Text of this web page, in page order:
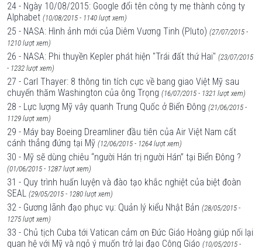
24 - Ngày 10/08/2015: Google đổi tên công ty mẹ thành công ty
Alphabet (10/08/2015 - 1140 lượt xem)
25 - NASA: Hình ảnh mới của Diêm Vương Tinh (Pluto) (27/07/2015 -
1210 lượt xem)
26 - NASA: Phi thuyền Kepler phát hiện "Trái đất thứ Hai" (23/07/2015
- 1232 lượt xem)
27 - Carl Thayer: 8 thông tin tích cực về bang giao Việt Mỹ sau
chuyến thăm Washington của ông Trọng (16/07/2015 - 1321 lượt xem)
28 - Lực lượng Mỹ vây quanh Trung Quốc ở Biển Đông (21/06/2015 -
1129 lượt xem)
29 - Máy bay Boeing Dreamliner đầu tiên của Air Việt Nam cất
cánh thẳng đứng tại Mỹ (12/06/2015 - 1264 lượt xem)
30 - Mỹ sẽ dùng chiêu “người Hán trị người Hán” tại Biển Đông ?
(01/06/2015 - 1287 lượt xem)
31 - Quy trình huấn luyện và đào tạo khắc nghiệt của biệt đoàn
SEAL (29/05/2015 - 1280 lượt xem)
32 - Gương lãnh đạo phục vụ: Quản lý kiểu Nhật Bản (28/05/2015 -
1275 lượt xem)
33 - Chủ tịch Cuba tới Vatican cảm ơn Đức Giáo Hoàng giúp nối lại
quan hệ với Mỹ và ngỏ ý muốn trở lại đạo Công Giáo (10/05/2015 -